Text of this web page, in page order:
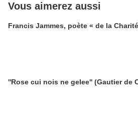
Vous aimerez aussi
Francis Jammes, poète « de la
''Rose cui nois ne gelee'' (Gautier de